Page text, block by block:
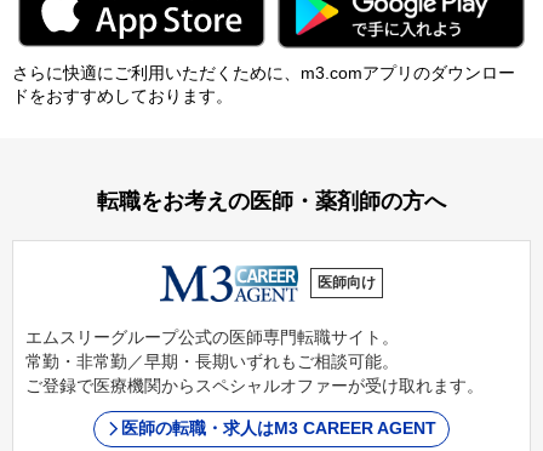
さらに快適にご利⽤いただくために、m3.comアプリのダウンロー
ドをおすすめしております。
転職をお考えの医師・薬剤師の方へ
医師向け
エムスリーグループ公式の医師専門転職サイト。
常勤・非常勤／早期・長期いずれもご相談可能。
ご登録で医療機関からスペシャルオファーが受け取れます。
医師の転職・求人はM3 CAREER AGENT